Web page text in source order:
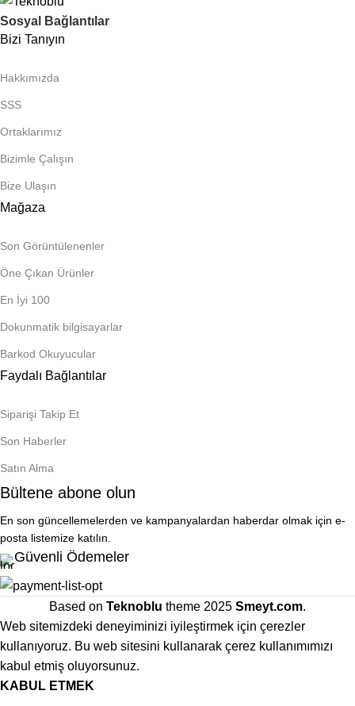
Sosyal Bağlantılar
Bizi Tanıyın
Hakkımızda
SSS
Ortaklarımız
Bizimle Çalışın
Bize Ulaşın
Mağaza
Son Görüntülenenler
Öne Çıkan Ürünler
En İyi 100
Dokunmatik bilgisayarlar
Barkod Okuyucular
Faydalı Bağlantılar
Siparişi Takip Et
Son Haberler
Satın Alma
Bültene abone olun
En son güncellemelerden ve kampanyalardan haberdar olmak için e-
posta listemize katılın.
Güvenli Ödemeler
Based on Teknoblu theme 2025 Smeyt.com.
Web sitemizdeki deneyiminizi iyileştirmek için çerezler
kullanıyoruz. Bu web sitesini kullanarak çerez kullanımımızı
kabul etmiş oluyorsunuz.
KABUL ETMEK